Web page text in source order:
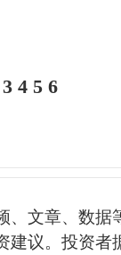
3 4 5 6
、文章、数据
建议。投资者